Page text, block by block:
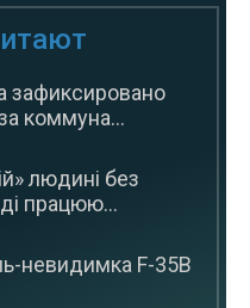
зафиксировано
коммуна...
людині без
працюю...
невидимка F-35B